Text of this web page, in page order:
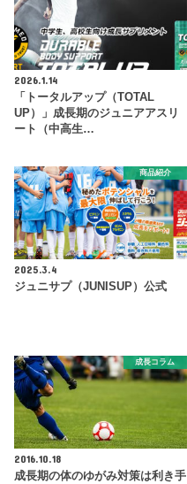
2026.1.14
「トータルアップ（TOTAL
UP）」成長期のジュニアアスリ
ート（中高生…
商品紹介
2025.3.4
ジュニサプ（JUNISUP）公式
成長コラム
2016.10.18
成長期の体のゆがみ対策は利き手